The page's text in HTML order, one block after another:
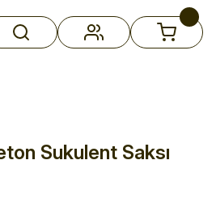
Sukulent Saksı